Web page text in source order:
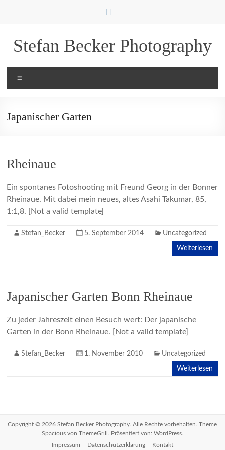
Stefan Becker Photography
Japanischer Garten
Rheinaue
Ein spontanes Fotoshooting mit Freund Georg in der Bonner
Rheinaue. Mit dabei mein neues, altes Asahi Takumar, 85,
1:1,8. [Not a valid template]
Stefan_Becker 5. September 2014 Uncategorized
Weiterlesen
Japanischer Garten Bonn Rheinaue
Zu jeder Jahreszeit einen Besuch wert: Der japanische
Garten in der Bonn Rheinaue. [Not a valid template]
Stefan_Becker 1. November 2010 Uncategorized
Weiterlesen
Copyright © 2026Stefan Becker Photography . Alle Rechte vorbehalten. Theme
Spaciousvon ThemeGrill. Präsentiert von: WordPress.
Impressum
Datenschutzerklärung Kontakt